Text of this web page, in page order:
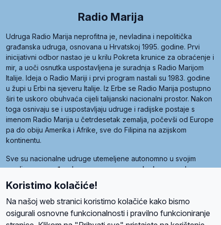
Radio Marija
Udruga Radio Marija neprofitna je, nevladina i nepolitička
građanska udruga, osnovana u Hrvatskoj 1995. godine. Prvi
inicijativni odbor nastao je u krilu Pokreta krunice za obraćenje i
mir, a uoči osnutka uspostavljena je suradnja s Radio Marijom
Italije. Ideja o Radio Mariji i prvi program nastali su 1983. godine
u župi u Erbi na sjeveru Italije. Iz Erbe se Radio Marija postupno
širi te uskoro obuhvaća cijeli talijanski nacionalni prostor. Nakon
toga osnivaju se i uspostavljaju udruge i radijske postaje s
imenom Radio Marija u četrdesetak zemalja, počevši od Europe
pa do obiju Amerika i Afrike, sve do Filipina na azijskom
kontinentu.
Sve su nacionalne udruge utemeljene autonomno u svojim
zemljama, a međusobna su povezane preko krovne udruge
pod nazivom Svjetska obitelj Radio Marije (World Family of
Radio Maria). Svjetsku obitelj utemeljilo je sedam članica, među
kojima je i hrvatska Udruga Radio Marija.
Koristimo kolačiće!
Na našoj web stranici koristimo kolačiće kako bismo
osigurali osnovne funkcionalnosti i pravilno funkcioniranje